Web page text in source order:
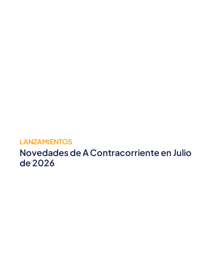
LANZAMIENTOS
Novedades de A Contracorriente en Julio
de 2026